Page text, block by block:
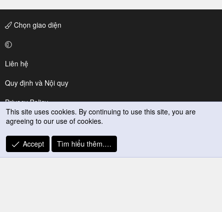
Chọn giao diện
Liên hệ
Quy định và Nội quy
Privacy Policy
Trợ giúp
R
S
This site uses cookies. By continuing to use this site, you are
agreeing to our use of cookies.
Accept Tìm hiểu thêm.…